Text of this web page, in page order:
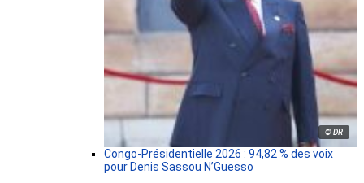
© DR
Congo-Présidentielle 2026 : 94,82 % des voix
pour Denis Sassou N’Guesso